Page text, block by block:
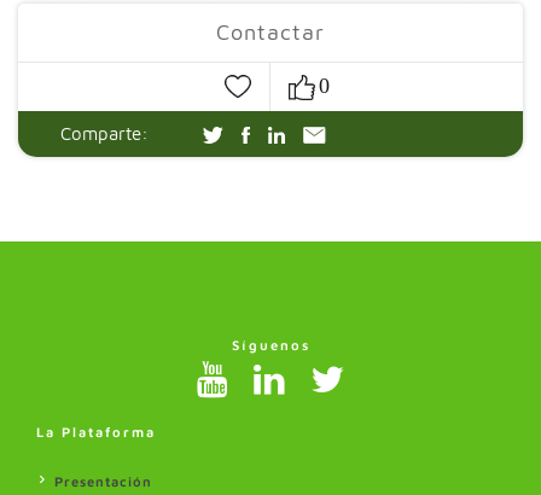
Contactar
0
Comparte:
Síguenos
La Plataforma
Presentación